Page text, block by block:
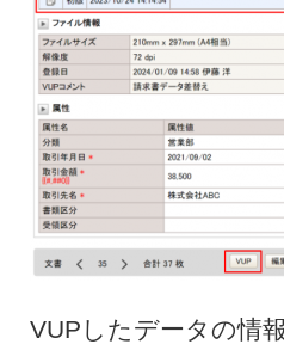
VUPしたデータの情